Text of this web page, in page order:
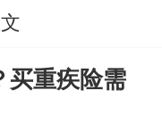
买重疾险需